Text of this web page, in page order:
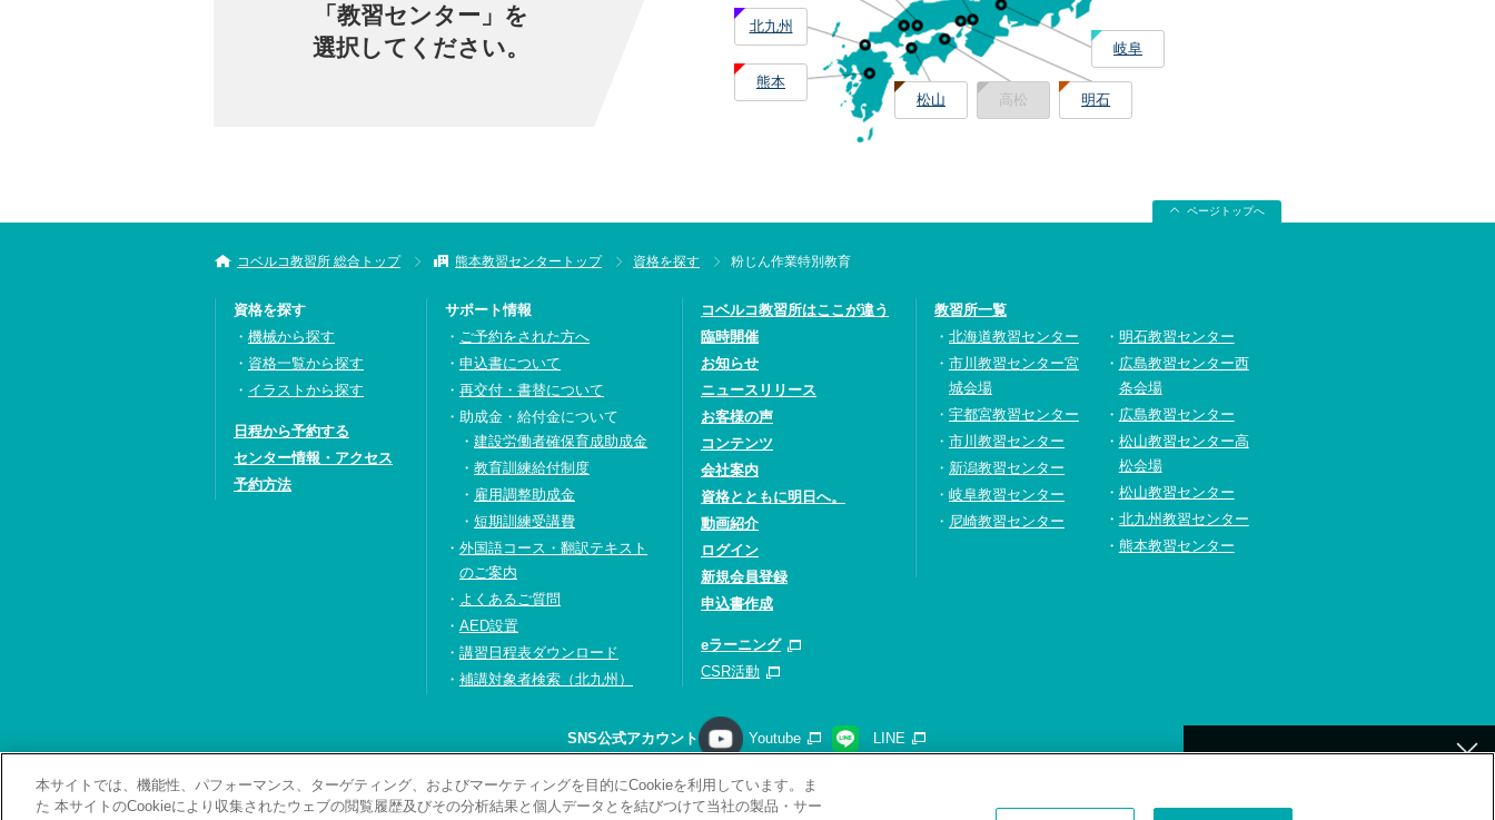
「教習センター」を
選択してください。
岐阜
明石
高松
松山
北九州
熊本
ページトップへ
コベルコ教習所 総合トップ 熊本教習センタートップ 資格を探す 粉じん作業特別教育
資格を探す
機械から探す
資格一覧から探す
イラストから探す
日程から予約する
センター情報・アクセス
予約方法
サポート情報
ご予約をされた方へ
申込書について
再交付・書替について
助成金・給付金について
建設労働者確保育成助成金
教育訓練給付制度
雇用調整助成金
短期訓練受講費
外国語コース・翻訳テキスト
のご案内
よくあるご質問
AED設置
講習日程表ダウンロード
補講対象者検索（北九州）
コベルコ教習所はここが違う
臨時開催
お知らせ
ニュースリリース
お客様の声
コンテンツ
会社案内
資格とともに明日へ。
動画紹介
ログイン
新規会員登録
申込書作成
eラーニング
CSR活動
教習所一覧
北海道教習センター
市川教習センター宮
城会場
宇都宮教習センター
市川教習センター
新潟教習センター
岐阜教習センター
尼崎教習センター
明石教習センター
広島教習センター西
条会場
広島教習センター
松山教習センター高
松会場
松山教習センター
北九州教習センター
熊本教習センター
SNS公式アカウント Youtube LINE
お問い合わせ・資料請求 プライバシーポリシー ソーシャルメディアポリシー
補講が必要なお客様へ
本サイトでは、機能性、パフォーマンス、ターゲティング、およびマーケティングを目的にCookieを利用しています。ま
た 本サイトのCookieにより収集されたウェブの閲覧履歴及びその分析結果と個人データとを結びつけて当社の製品・サー